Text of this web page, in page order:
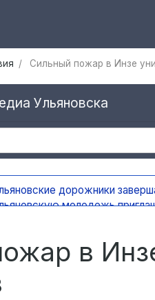
Сильный пожар в Инзе
Ульяновска
дорожники
молодежь
в